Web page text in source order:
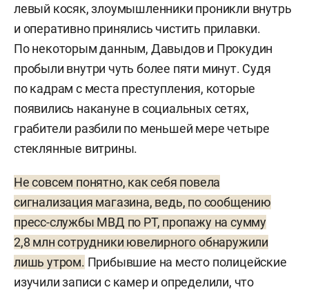
левый косяк, злоумышленники проникли внутрь
и оперативно принялись чистить прилавки.
По некоторым данным, Давыдов и Прокудин
пробыли внутри чуть более пяти минут. Судя
по кадрам с места преступления, которые
появились накануне в социальных сетях,
грабители разбили по меньшей мере четыре
стеклянные витрины.
Не совсем понятно, как себя повела
сигнализация магазина, ведь, по сообщению
пресс-службы МВД по РТ, пропажу на сумму
2,8 млн сотрудники ювелирного обнаружили
лишь утром. Прибывшие на место полицейские
изучили записи с камер и определили, что